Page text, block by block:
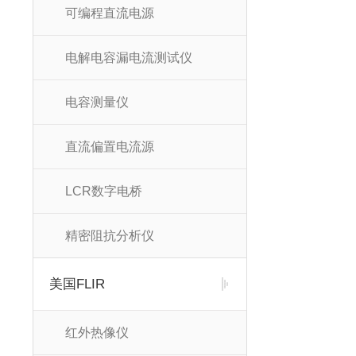
可编程直流电源
电解电容漏电流测试仪
电容测量仪
直流偏置电流源
LCR数字电桥
精密阻抗分析仪
美国FLIR
红外热像仪